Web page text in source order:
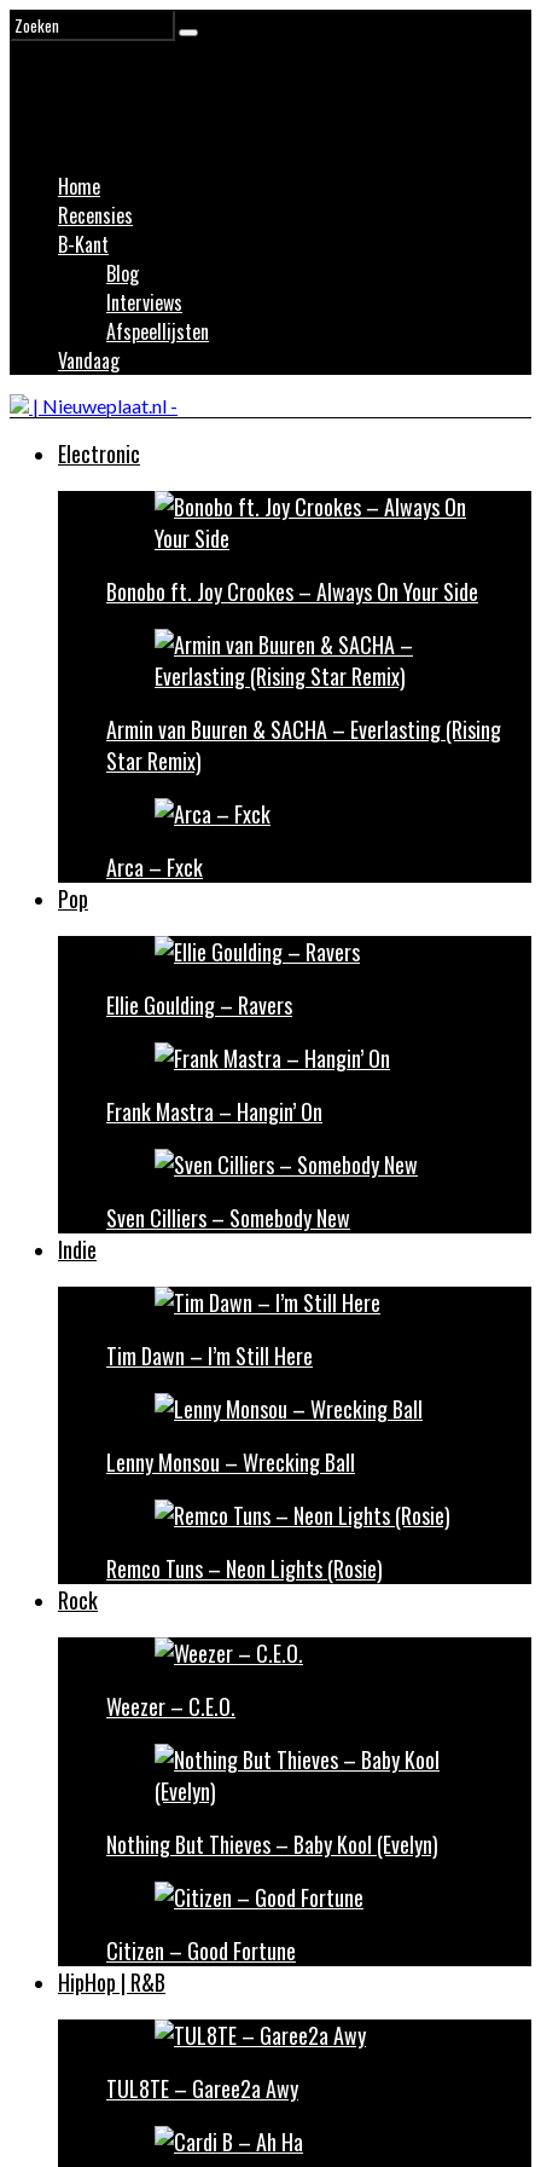
Home
Recensies
B-Kant
Blog
Interviews
Afspeellijsten
Vandaag
Electronic
Bonobo ft. Joy Crookes – Always On Your Side
Armin van Buuren & SACHA – Everlasting (Rising
Star Remix)
Arca – Fxck
Pop
Ellie Goulding – Ravers
Frank Mastra – Hangin’ On
Sven Cilliers – Somebody New
Indie
Tim Dawn – I’m Still Here
Lenny Monsou – Wrecking Ball
Remco Tuns – Neon Lights (Rosie)
Rock
Weezer – C.E.O.
Nothing But Thieves – Baby Kool (Evelyn)
Citizen – Good Fortune
HipHop | R&B
TUL8TE – Garee2a Awy